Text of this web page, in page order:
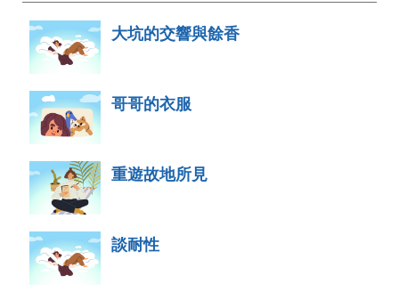
大坑的交響與餘香
哥哥的衣服
重遊故地所見
談耐性